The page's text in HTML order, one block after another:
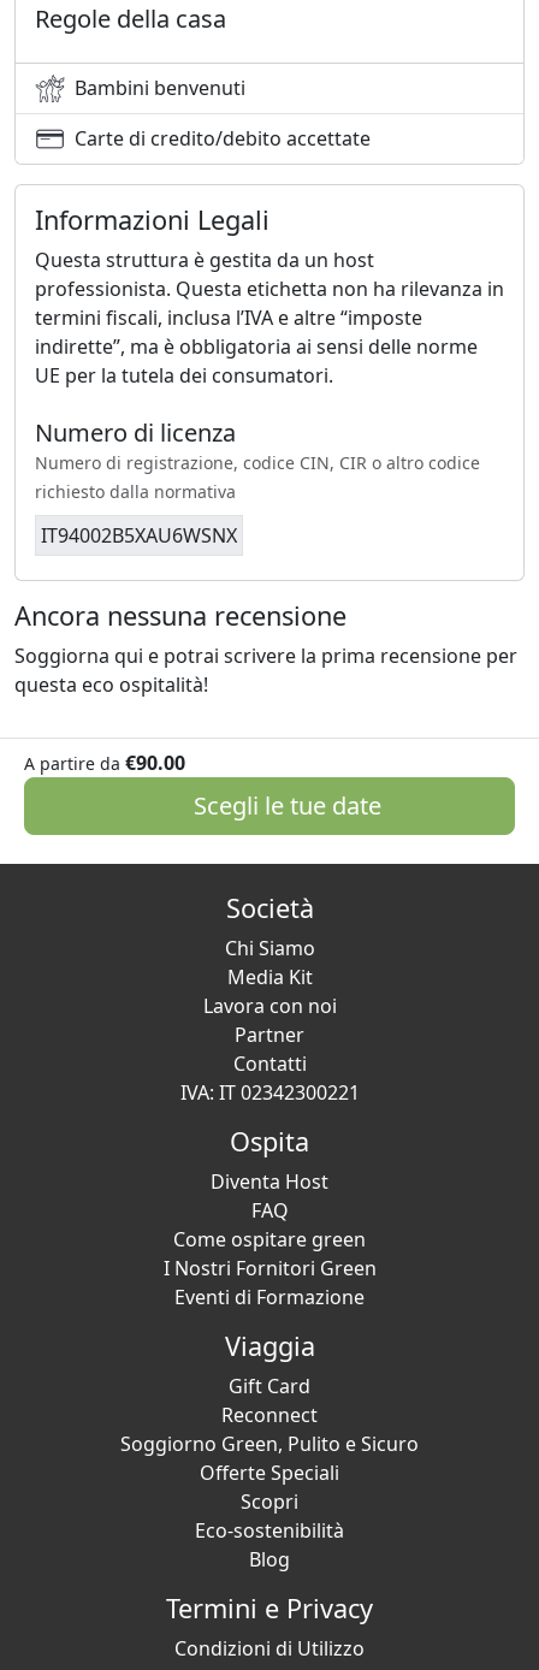
Regole della casa
Bambini benvenuti
Carte di credito/debito accettate
Informazioni Legali
Questa struttura è gestita da un host
professionista. Questa etichetta non ha rilevanza in
termini fiscali, inclusa l’IVA e altre “imposte
indirette”, ma è obbligatoria ai sensi delle norme
UE per la tutela dei consumatori.
Numero di licenza
Numero di registrazione, codice CIN, CIR o altro codice
richiesto dalla normativa
IT94002B5XAU6WSNX
Ancora nessuna recensione
Soggiorna qui e potrai scrivere la prima recensione per
questa eco ospitalità!
A partire da €90.00
Scegli le tue date
Società
Chi Siamo
Media Kit
Lavora con noi
Partner
Contatti
IVA: IT 02342300221
Ospita
Diventa Host
FAQ
Come ospitare green
I Nostri Fornitori Green
Eventi di Formazione
Viaggia
Gift Card
Reconnect
Soggiorno Green, Pulito e Sicuro
Offerte Speciali
Scopri
Eco-sostenibilità
Blog
Termini e Privacy
Condizioni di Utilizzo